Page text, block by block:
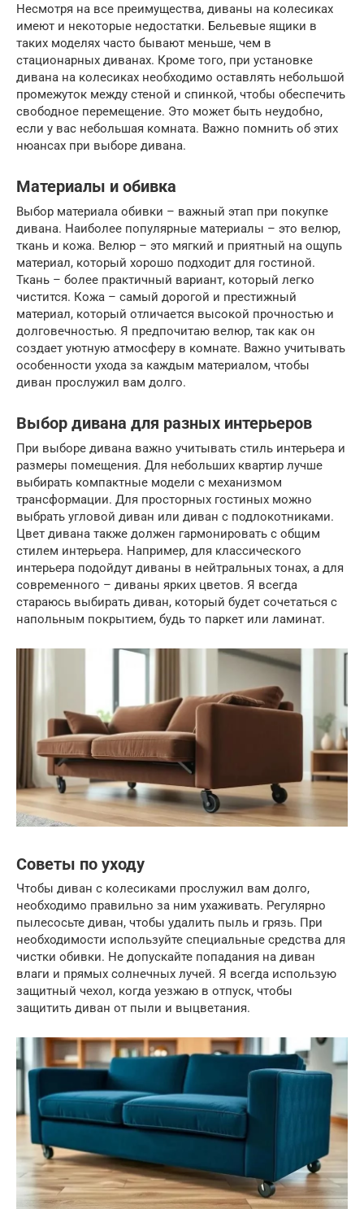
Несмотря на все преимущества, диваны на колесиках
имеют и некоторые недостатки. Бельевые ящики в
таких моделях часто бывают меньше, чем в
стационарных диванах. Кроме того, при установке
дивана на колесиках необходимо оставлять небольшой
промежуток между стеной и спинкой, чтобы обеспечить
свободное перемещение. Это может быть неудобно,
если у вас небольшая комната. Важно помнить об этих
нюансах при выборе дивана.
Материалы и обивка
Выбор материала обивки – важный этап при покупке
дивана. Наиболее популярные материалы – это велюр,
ткань и кожа. Велюр – это мягкий и приятный на ощупь
материал, который хорошо подходит для гостиной.
Ткань – более практичный вариант, который легко
чистится. Кожа – самый дорогой и престижный
материал, который отличается высокой прочностью и
долговечностью. Я предпочитаю велюр, так как он
создает уютную атмосферу в комнате. Важно учитывать
особенности ухода за каждым материалом, чтобы
диван прослужил вам долго.
Выбор дивана для разных интерьеров
При выборе дивана важно учитывать стиль интерьера и
размеры помещения. Для небольших квартир лучше
выбирать компактные модели с механизмом
трансформации. Для просторных гостиных можно
выбрать угловой диван или диван с подлокотниками.
Цвет дивана также должен гармонировать с общим
стилем интерьера. Например, для классического
интерьера подойдут диваны в нейтральных тонах, а для
современного – диваны ярких цветов. Я всегда
стараюсь выбирать диван, который будет сочетаться с
напольным покрытием, будь то паркет или ламинат.
Советы по уходу
Чтобы диван с колесиками прослужил вам долго,
необходимо правильно за ним ухаживать. Регулярно
пылесосьте диван, чтобы удалить пыль и грязь. При
необходимости используйте специальные средства для
чистки обивки. Не допускайте попадания на диван
влаги и прямых солнечных лучей. Я всегда использую
защитный чехол, когда уезжаю в отпуск, чтобы
защитить диван от пыли и выцветания.